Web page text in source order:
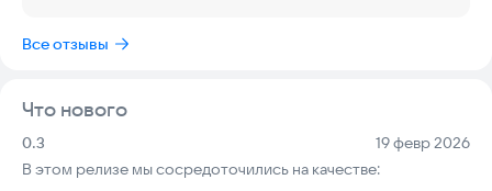
• Уведомления о смене статуса (онлайн / офлайн)
Особенности
• Данные поступают напрямую из открытых источников VK
• Не требуется логин и пароль ВКонтакте
Все отзывы
Что нового
Версия:
0.3 Дата:
19 февр 2026
В этом релизе мы сосредоточились на качестве: